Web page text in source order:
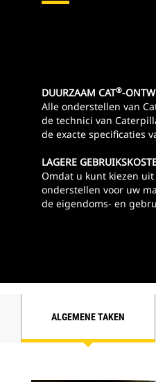
DUURZAAM CAT®-
Alle onderstellen van
de technici van
de exacte specificaties
LAGERE
Omdat u kunt kiezen
onderstellen voor uw
de eigendoms- en
ALGEMENE TAKEN